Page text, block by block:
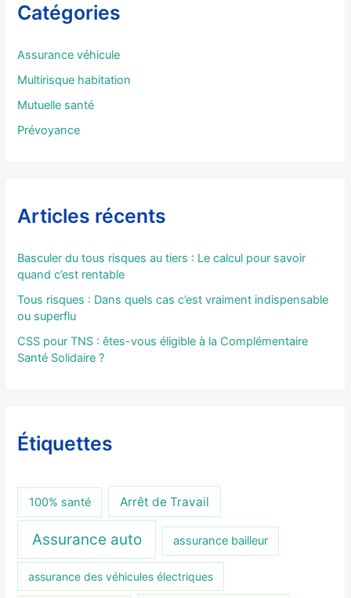
c
r
Catégories
Assurance véhicule
Multirisque habitation
Mutuelle santé
Prévoyance
Articles récents
Basculer du tous risques au tiers : Le calcul pour savoir
quand c’est rentable
Tous risques : Dans quels cas c’est vraiment indispensable
ou superflu
CSS pour TNS : êtes-vous éligible à la Complémentaire
Santé Solidaire ?
Étiquettes
100% santé Arrêt de Travail
Assurance auto assurance bailleur
assurance des véhicules électriques